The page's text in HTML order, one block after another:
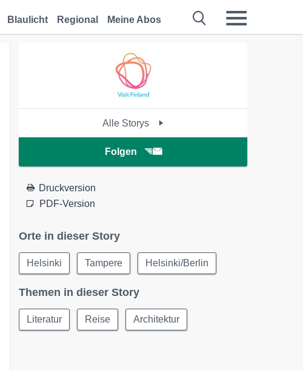
Blaulicht Regional Meine Abos
Alle Storys
Folgen
Druckversion
PDF-Version
Orte in dieser Story
Helsinki Tampere Helsinki/Berlin
Themen in dieser Story
Literatur Reise Architektur